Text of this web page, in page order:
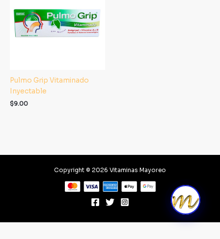
Pulmo Grip Vitaminado
Inyectable
$9.00
Copyright © 2026 Vitaminas Mayoreo